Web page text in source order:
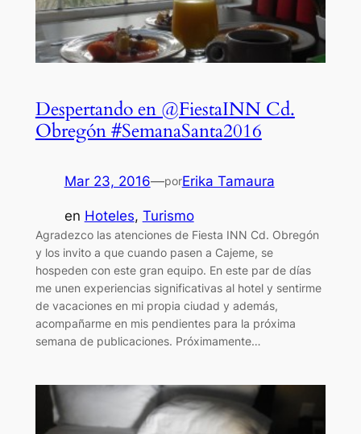
Despertando en @FiestaINN Cd.
Obregón #SemanaSanta2016
Mar 23, 2016—porErika Tamaura
en Hoteles, Turismo
Agradezco las atenciones de Fiesta INN Cd. Obregón
y los invito a que cuando pasen a Cajeme, se
hospeden con este gran equipo. En este par de días
me unen experiencias significativas al hotel y sentirme
de vacaciones en mi propia ciudad y además,
acompañarme en mis pendientes para la próxima
semana de publicaciones. Próximamente…